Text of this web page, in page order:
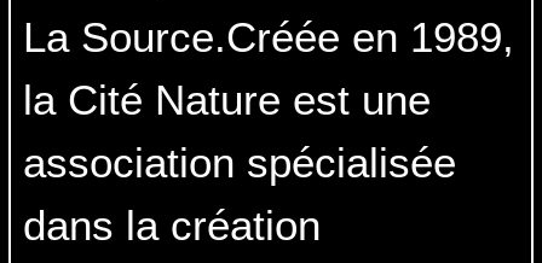
La Source.Créée en 1989,
la Cité Nature est une
association spécialisée
dans la création